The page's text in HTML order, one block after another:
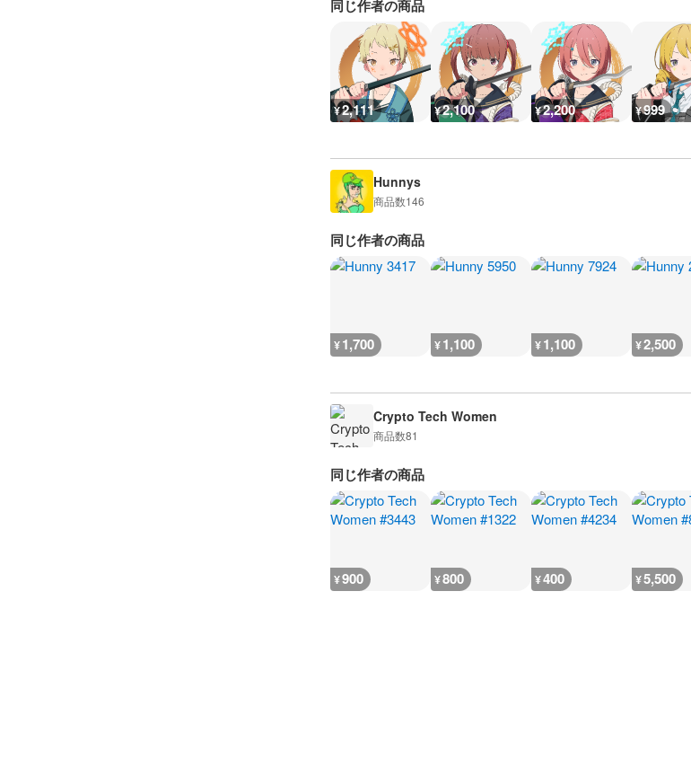
同じ作者の商品
¥2,111 ¥2,100 ¥2,200 ¥999
Hunnys
商品数146
同じ作者の商品
¥1,700 ¥1,100 ¥1,100 ¥2,500
Crypto Tech Women
商品数81
同じ作者の商品
¥900 ¥800 ¥400 ¥5,500